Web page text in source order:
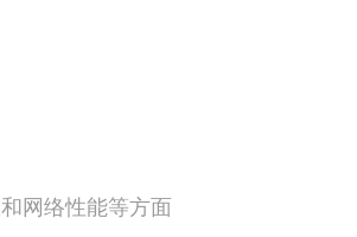
网络性能等方面